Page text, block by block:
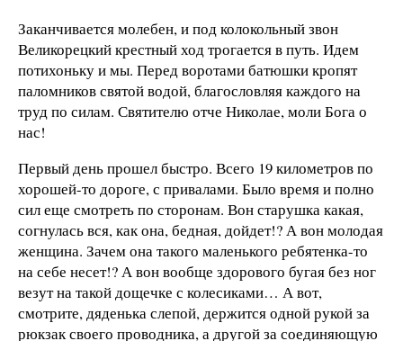
Заканчивается молебен, и под колокольный звон
Великорецкий крестный ход трогается в путь. Идем
потихоньку и мы. Перед воротами батюшки кропят
паломников святой водой, благословляя каждого на
труд по силам. Святителю отче Николае, моли Бога о
нас!
Первый день прошел быстро. Всего 19 километров по
хорошей-то дороге, с привалами. Было время и полно
сил еще смотреть по сторонам. Вон старушка какая,
согнулась вся, как она, бедная, дойдет!? А вон молодая
женщина. Зачем она такого маленького ребятенка-то
на себе несет!? А вон вообще здорового бугая без ног
везут на такой дощечке с колесиками… А вот,
смотрите, дяденька слепой, держится одной рукой за
рюкзак своего проводника, а другой за соединяющую